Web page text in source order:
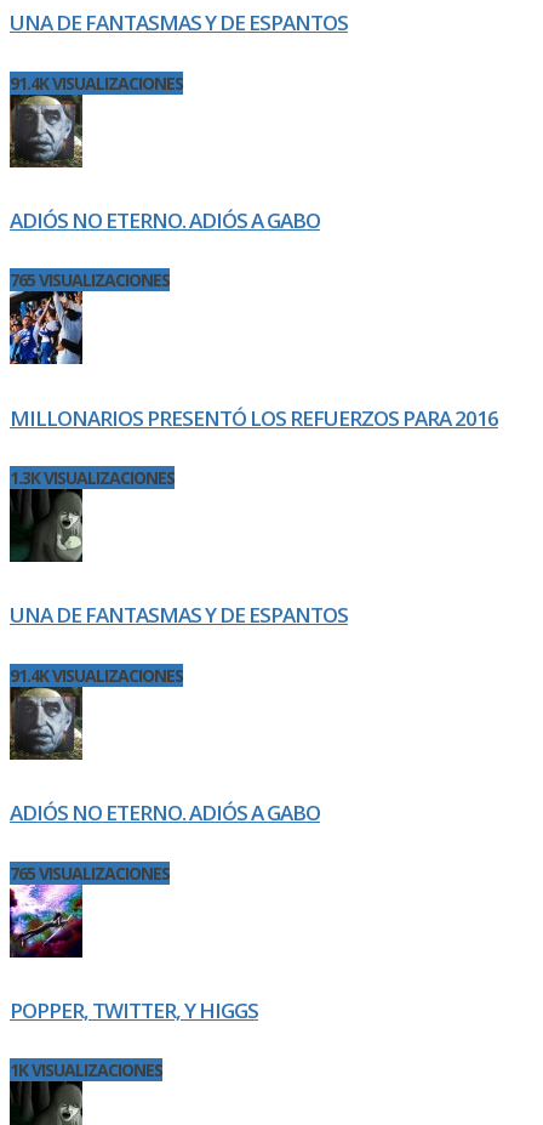
UNA DE FANTASMAS Y DE ESPANTOS
91.4K VISUALIZACIONES
ADIÓS NO ETERNO. ADIÓS A GABO
765 VISUALIZACIONES
MILLONARIOS PRESENTÓ LOS REFUERZOS PARA 2016
1.3K VISUALIZACIONES
UNA DE FANTASMAS Y DE ESPANTOS
91.4K VISUALIZACIONES
ADIÓS NO ETERNO. ADIÓS A GABO
765 VISUALIZACIONES
POPPER, TWITTER, Y HIGGS
1K VISUALIZACIONES